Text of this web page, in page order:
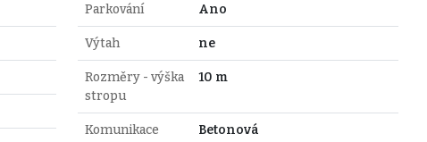
Parkování Ano
Výtah ne
Rozměry - výška
stropu
10 m
Komunikace Betonová